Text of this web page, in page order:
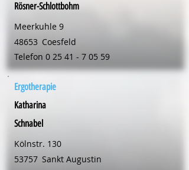
Rösner-Schlottbohm
Meerkuhle 9
48653 Coesfeld
Telefon 0 25 41 - 7 05 59
Ergotherapie
Katharina
Schnabel
Kölnstr. 130
53757 Sankt Augustin